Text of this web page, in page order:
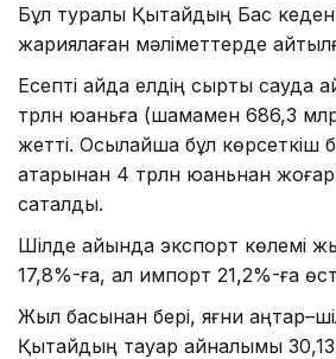
Бұл туралы Қытайдың Бас кеден
жариялаған мәліметтерде
Есепті айда елдің сыртқы сауда
трлн юаньға (шамамен 686,3
жетті. Осылайша бұл көрсеткіш
қатарынан 4 трлн юаньнан
сақталды.
Шілде айында экспорт көлемі
17,8%-ға, ал импорт 21,2%-ға
Жыл басынан бері, яғни
Қытайдың тауар айналымы